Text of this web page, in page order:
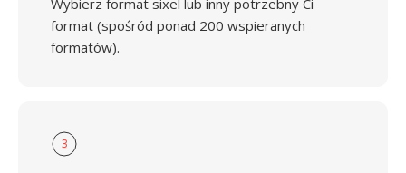
Wybierz format sixel lub inny potrzebny Ci
format (spośród ponad 200 wspieranych
formatów).
3